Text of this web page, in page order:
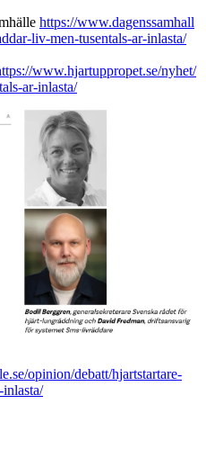
https://www.dagenssamhall
liv-men-tusentals-ar-inlasta/
www.hjartuppropet.se/nyhet/
ar-inlasta/
opinion/debatt/hjartstartare-